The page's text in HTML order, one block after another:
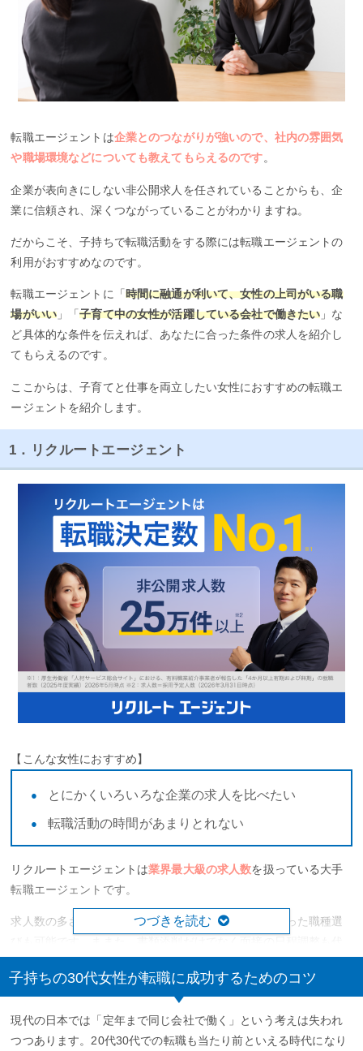
転職エージェントは企業とのつながりが強いので、社内の雰囲気
や職場環境などについても教えてもらえるのです。
企業が表向きにしない非公開求人を任されていることからも、企
業に信頼され、深くつながっていることがわかりますね。
だからこそ、子持ちで転職活動をする際には転職エージェントの
利用がおすすめなのです。
転職エージェントに「 時間に融通が利いて、女性の上司がいる職
場がいい 」「子育て中の女性が活躍している会社で働きたい 」な
ど具体的な条件を伝えれば、あなたに合った条件の求人を紹介し
てもらえるのです。
ここからは、子育てと仕事を両立したい女性におすすめの転職エ
ージェントを紹介します。
1．リクルートエージェント
【こんな女性におすすめ】
とにかくいろいろな企業の求人を比べたい
転職活動の時間があまりとれない
リクルートエージェントは業界最大級の求人数を扱っている大手
転職エージェントです。
求人数の多さから扱っている職種も多く、働き方に合った職種選
さらに、リクルートエージェント独自のサービスであるAgent
Reportはキャリアアドバイザーからみた企業情報をまとめている
ので、企業選びにも役立ちます。
つづきを読む
子持ちの30代女性が転職に成功するためのコツ
現代の日本では「定年まで同じ会社で働く」という考えは失われ
つつあります。20代30代での転職も当たり前といえる時代になり